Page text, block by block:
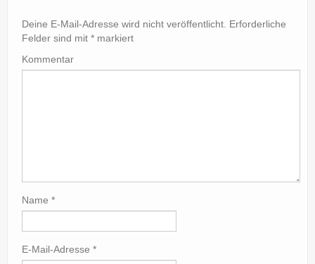
Deine E-Mail-Adresse wird nicht veröffentlicht. Erforderliche
Felder sind mit * markiert
Kommentar
Name *
E-Mail-Adresse *